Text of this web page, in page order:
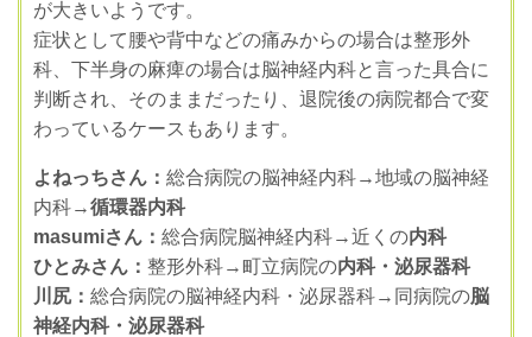
が大きいようです。
症状として腰や背中などの痛みからの場合は整形外
科、下半身の麻痺の場合は脳神経内科と言った具合に
判断され、そのままだったり、退院後の病院都合で変
わっているケースもあります。
よねっちさん： 総合病院の脳神経内科→地域の脳神経
内科→循環器内科
masumiさん： 総合病院脳神経内科→近くの内科
ひとみさん： 整形外科→町立病院の内科・泌尿器科
川尻： 総合病院の脳神経内科・泌尿器科→同病院の脳
神経内科・泌尿器科